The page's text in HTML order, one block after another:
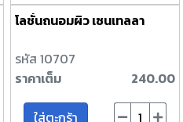
โลชั่นถนอมผิว เซนเทลลา
รหัส 10707
ราคาเต็ม
240.00
ใส่ตะกร้า